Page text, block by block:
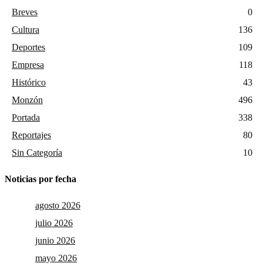
Breves
0
Cultura
136
Deportes
109
Empresa
118
Histórico
43
Monzón
496
Portada
338
Reportajes
80
Sin Categoría
10
Noticias por fecha
agosto 2026
julio 2026
junio 2026
mayo 2026